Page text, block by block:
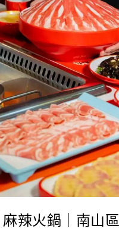
辣火鍋｜南山區